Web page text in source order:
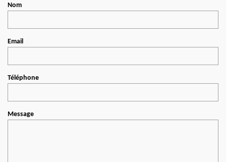
Nom
Email
Téléphone
Message